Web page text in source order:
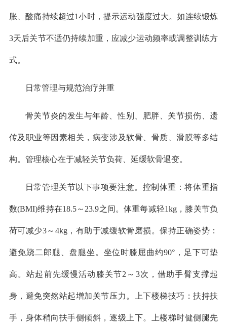
胀、酸痛持续超过1小时，提示运动强度过大。如连续锻炼
3天后关节不适仍持续加重，应减少运动频率或调整训练方
式。
日常管理与规范治疗并重
骨关节炎的发生与年龄、性别、肥胖、关节损伤、遗
传及职业等因素相关，病变涉及软骨、骨质、滑膜等多结
构。管理核心在于减轻关节负荷、延缓软骨退变。
日常管理关节以下事项要注意。控制体重：将体重指
数(BMI)维持在18.5～23.9之间。体重每减轻1kg，膝关节负
荷可减少3～4kg，有助于减缓软骨磨损。保持正确姿势：
避免跷二郎腿、盘腿坐。坐位时膝屈曲约90°，足下可垫
高。站起前先缓慢活动膝关节2～3次，借助手臂支撑起
身，避免突然站起增加关节压力。上下楼梯技巧：扶持扶
手，身体稍向扶手侧倾斜，逐级上下。上楼梯时健侧腿先